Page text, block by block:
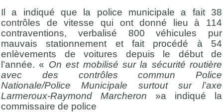
Il a indiqué que la police municipale a fait 38
contrôles de vitesse qui ont donné lieu à 114
contraventions, verbalisé 800 véhicules pur
mauvais stationnement et fait procédé à 54
enlèvements de voitures depuis le début de
l’année. « On est mobilisé sur la sécurité routière
avec des contrôles commun Police
Nationale/Police Municipale surtout sur l’axe
Larmeroux-Raymond Marcheron »a indiqué la
commissaire de police